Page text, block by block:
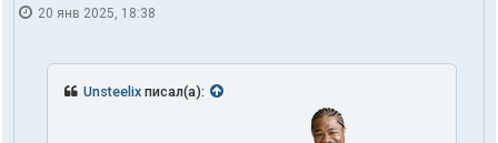
20 янв 2025, 18:38
Unsteelix писал(а):